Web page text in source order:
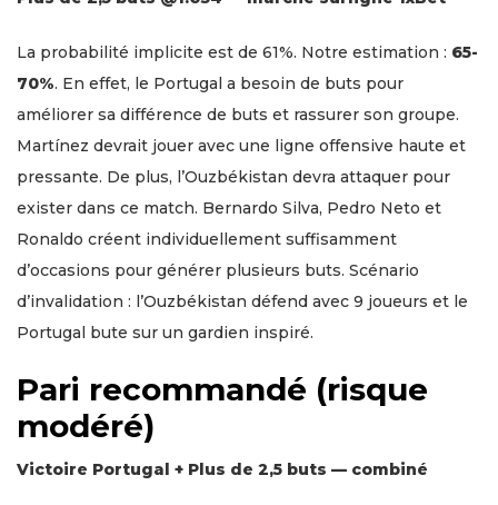
La probabilité implicite est de 61%. Notre estimation : 65-
70%. En effet, le Portugal a besoin de buts pour
améliorer sa différence de buts et rassurer son groupe.
Martínez devrait jouer avec une ligne offensive haute et
pressante. De plus, l’Ouzbékistan devra attaquer pour
exister dans ce match. Bernardo Silva, Pedro Neto et
Ronaldo créent individuellement suffisamment
d’occasions pour générer plusieurs buts. Scénario
d’invalidation : l’Ouzbékistan défend avec 9 joueurs et le
Portugal bute sur un gardien inspiré.
Pari recommandé (risque
modéré)
Victoire Portugal + Plus de 2,5 buts — combiné